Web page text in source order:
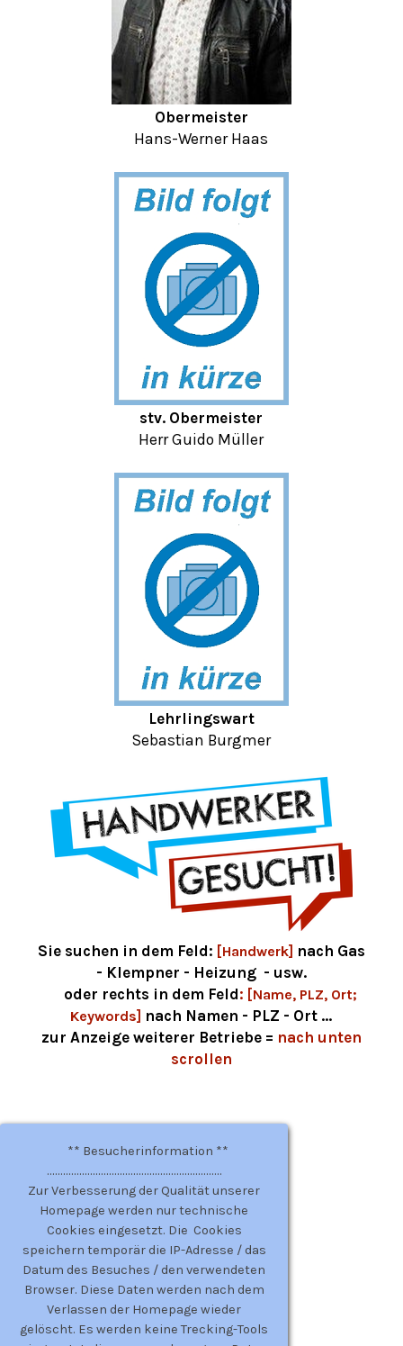
** Besucherinformation **
.................................................................
Zur Verbesserung der Qualität unserer
Homepage werden nur technische
Cookies eingesetzt. Die Cookies
speichern temporär die IP-Adresse / das
Datum des Besuches / den verwendeten
Browser. Diese Daten werden nach dem
Verlassen der Homepage wieder
gelöscht. Es werden keine Trecking-Tools
Obermeister
Hans-Werner Haas
stv. Obermeister
Herr Guido Müller
Lehrlingswart
Sebastian Burgmer
Sie suchen in dem Feld: [Handwerk] nach Gas
- Klempner - Heizung - usw.
oder rechts in dem Feld: [Name, PLZ, Ort;
Keywords] nach Namen - PLZ - Ort ...
zur Anzeige weiterer Betriebe = nach unten
scrollen